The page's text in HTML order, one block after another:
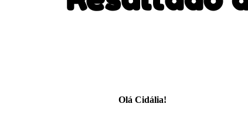
Olá Cidália!